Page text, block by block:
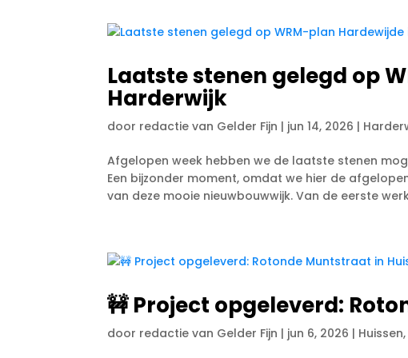
Laatste stenen gelegd op
Harderwijk
door redactie van Gelder Fijn | jun 14, 2026 |
Afgelopen week hebben we de laatste stenen
Een bijzonder moment, omdat we hier de
van deze mooie nieuwbouwwijk. Van de eerste
🚧 Project opgeleverd:
door redactie van Gelder Fijn | jun 6, 2026 | Huissen,